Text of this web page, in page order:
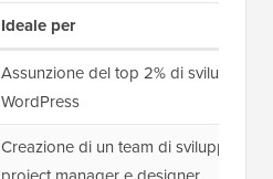
Ideale per
Assunzione del top 2% di sviluppatori
WordPress
Creazione di un team di sviluppatori,